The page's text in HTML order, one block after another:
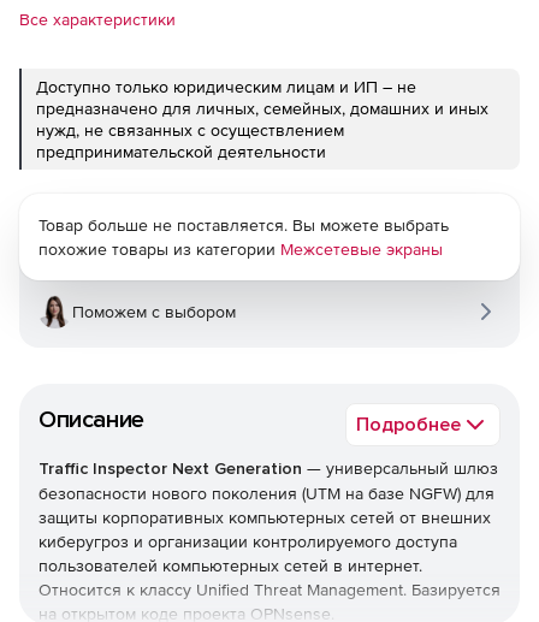
Все характеристики
Доступно только юридическим лицам и ИП – не
предназначено для личных, семейных, домашних и иных
нужд, не связанных с осуществлением
предпринимательской деятельности
Описание Подробнее
Traffic Inspector Next Generation — универсальный шлюз
безопасности нового поколения (UTM на базе NGFW) для
защиты корпоративных компьютерных сетей от внешних
киберугроз и организации контролируемого доступа
пользователей компьютерных сетей в интернет.
Относится к классу Unified Threat Management. Базируется
на открытом коде проекта OPNsense.
Товар больше не поставляется. Вы можете выбрать
похожие товары из категории Межсетевые экраны
Поможем с выбором